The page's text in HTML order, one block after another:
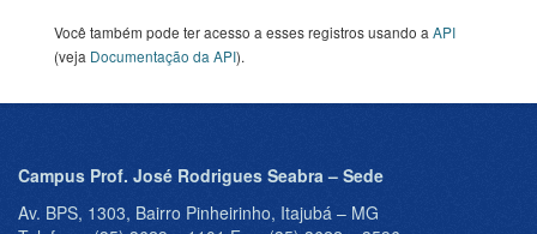
Você também pode ter acesso a esses registros usando a API
(veja Documentação da API).
Campus Prof. José Rodrigues Seabra – Sede
Av. BPS, 1303, Bairro Pinheirinho, Itajubá – MG